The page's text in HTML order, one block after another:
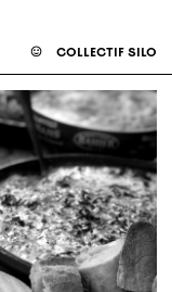
☺ collectif silo